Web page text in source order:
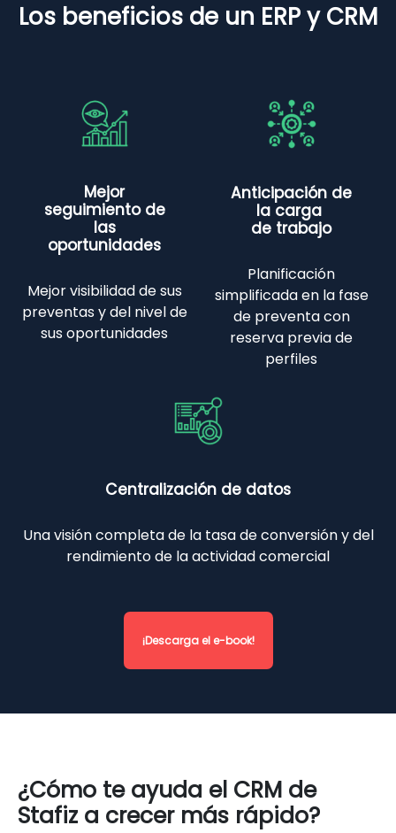
Los beneficios de un ERP y CRM
Mejor
seguimiento de
las
oportunidades
Mejor visibilidad de sus
preventas y del nivel de
sus oportunidades
Anticipación de
la carga
de trabajo
Planificación
simplificada en la fase
de preventa con
reserva previa de
perfiles
Centralización de datos
Una visión completa de la tasa de conversión y del
rendimiento de la actividad comercial
¡Descarga el e-book!
¿Cómo te ayuda el CRM de
Stafiz a crecer más rápido?